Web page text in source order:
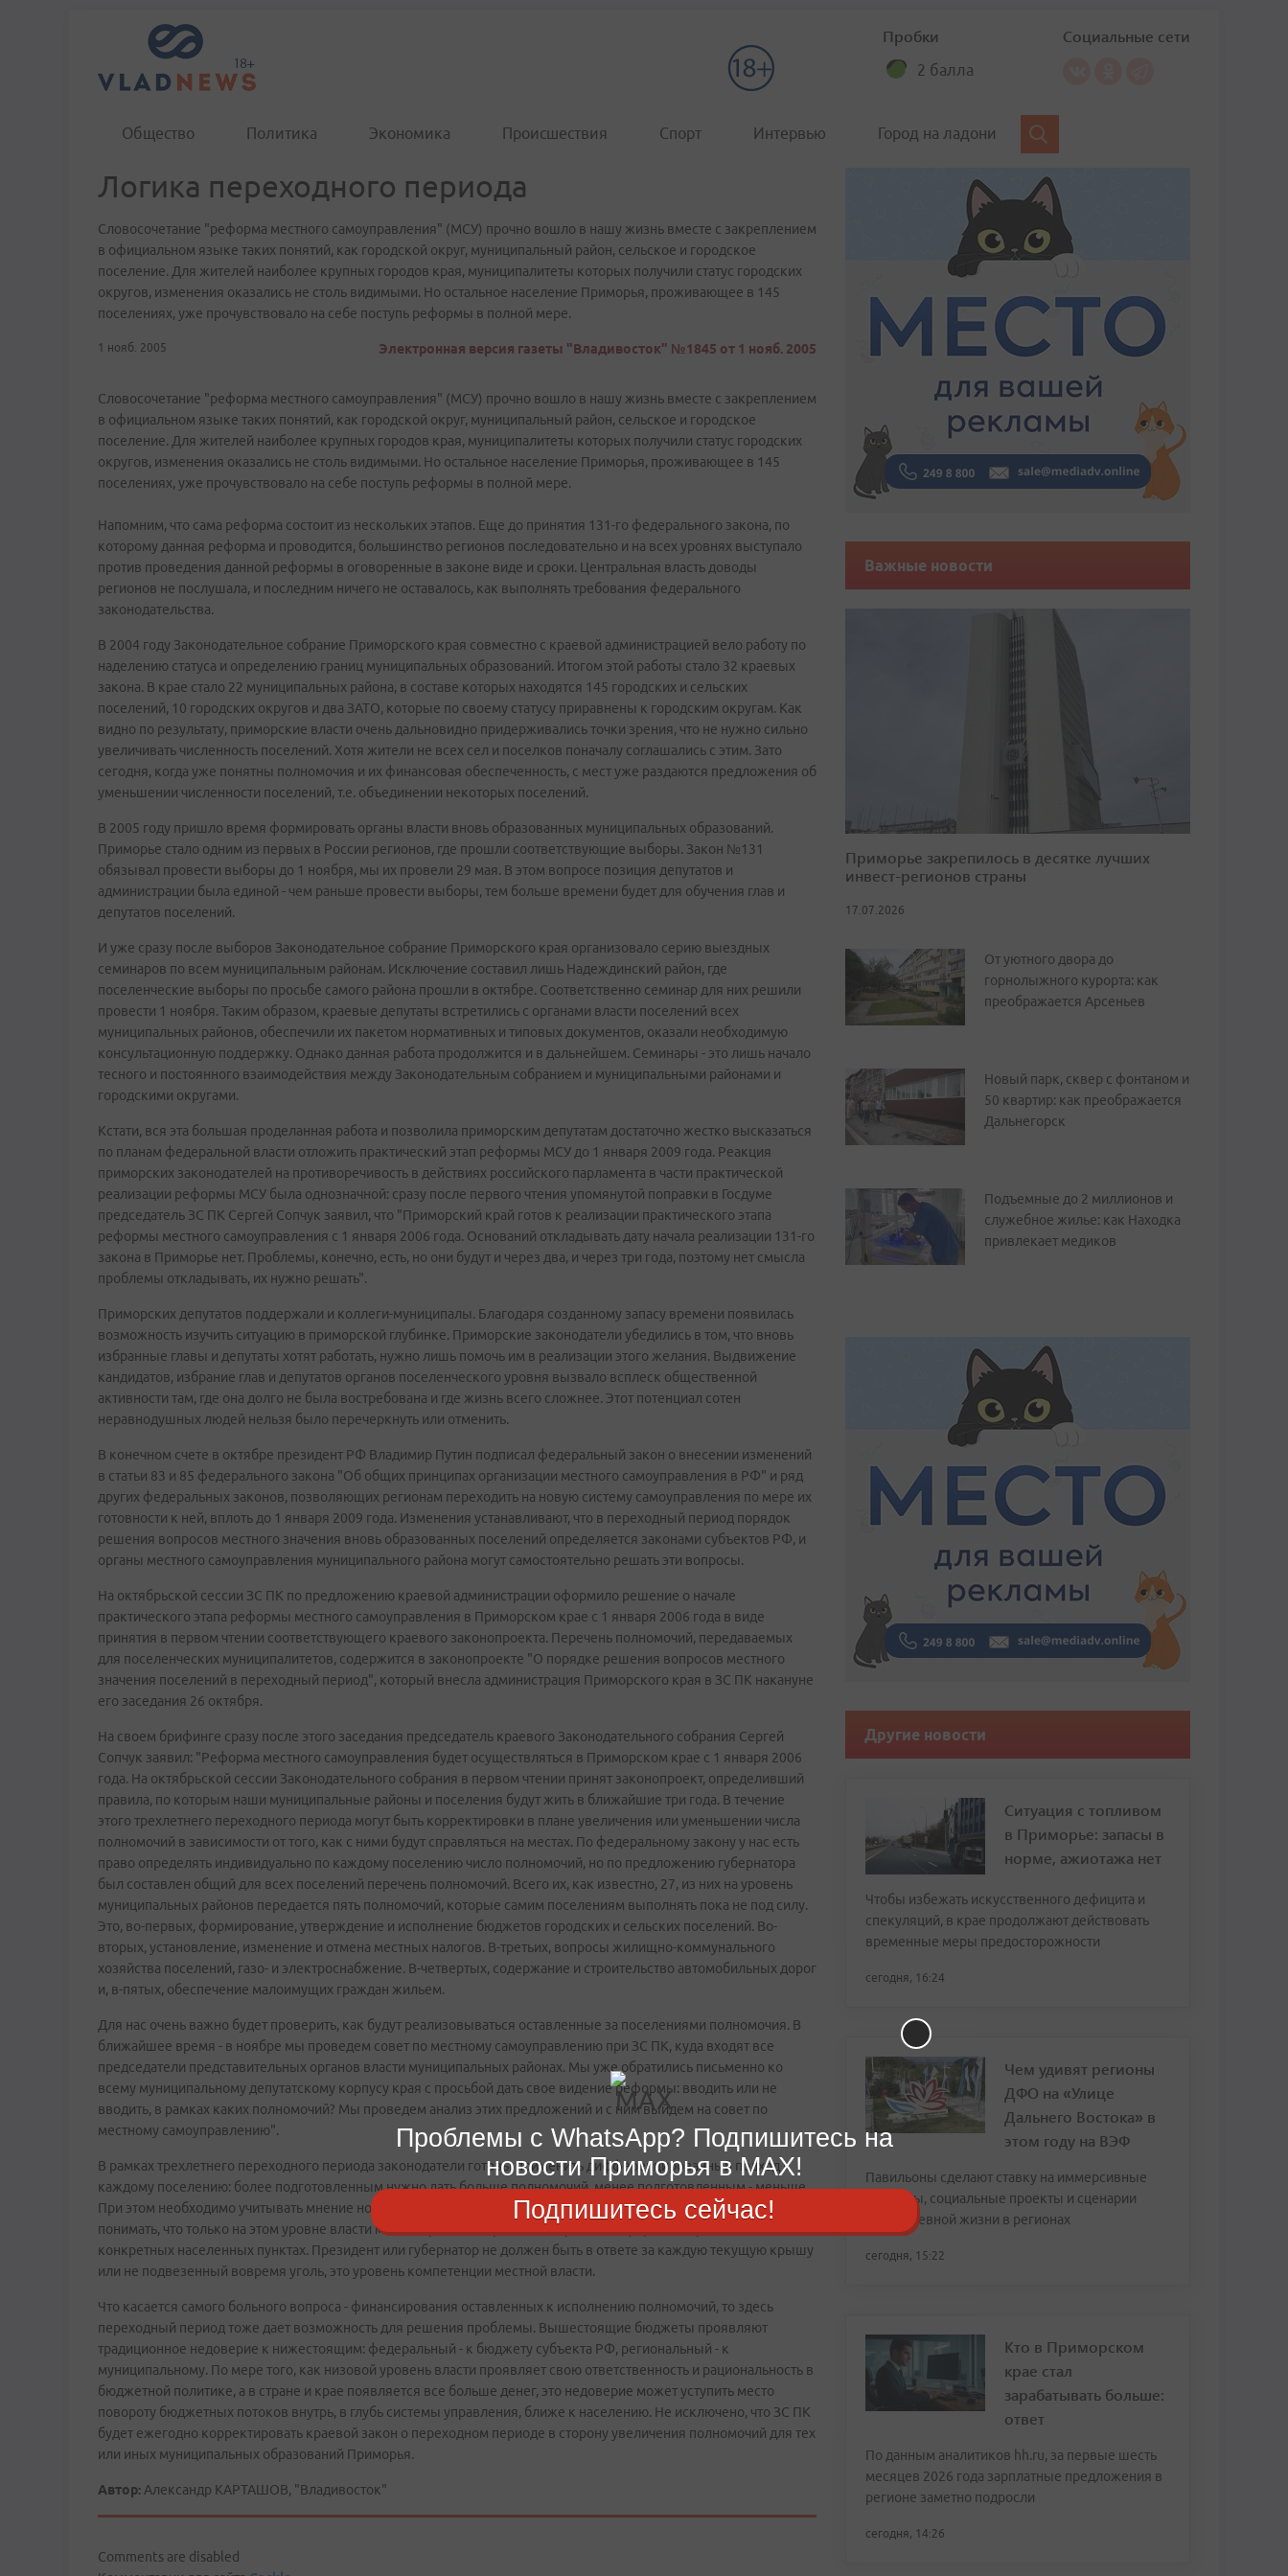
Пробки
2 балла
Социальные сети
Общество Политика Экономика Происшествия Спорт Интервью Город на ладони
Логика переходного периода
Словосочетание "реформа местного самоуправления" (МСУ) прочно вошло в нашу жизнь вместе с закреплением
в официальном языке таких понятий, как городской округ, муниципальный район, сельское и городское
поселение. Для жителей наиболее крупных городов края, муниципалитеты которых получили статус городских
округов, изменения оказались не столь видимыми. Но остальное население Приморья, проживающее в 145
поселениях, уже прочувствовало на себе поступь реформы в полной мере.
1 нояб. 2005 Электронная версия газеты "Владивосток" №1845 от 1 нояб. 2005
Словосочетание "реформа местного самоуправления" (МСУ) прочно вошло в нашу жизнь вместе с закреплением
в официальном языке таких понятий, как городской округ, муниципальный район, сельское и городское
поселение. Для жителей наиболее крупных городов края, муниципалитеты которых получили статус городских
округов, изменения оказались не столь видимыми. Но остальное население Приморья, проживающее в 145
поселениях, уже прочувствовало на себе поступь реформы в полной мере.
Напомним, что сама реформа состоит из нескольких этапов. Еще до принятия 131-го федерального закона, по
которому данная реформа и проводится, большинство регионов последовательно и на всех уровнях выступало
против проведения данной реформы в оговоренные в законе виде и сроки. Центральная власть доводы
регионов не послушала, и последним ничего не оставалось, как выполнять требования федерального
законодательства.
В 2004 году Законодательное собрание Приморского края совместно с краевой администрацией вело работу по
наделению статуса и определению границ муниципальных образований. Итогом этой работы стало 32 краевых
закона. В крае стало 22 муниципальных района, в составе которых находятся 145 городских и сельских
поселений, 10 городских округов и два ЗАТО, которые по своему статусу приравнены к городским округам. Как
видно по результату, приморские власти очень дальновидно придерживались точки зрения, что не нужно сильно
увеличивать численность поселений. Хотя жители не всех сел и поселков поначалу соглашались с этим. Зато
сегодня, когда уже понятны полномочия и их финансовая обеспеченность, с мест уже раздаются предложения об
уменьшении численности поселений, т.е. объединении некоторых поселений.
В 2005 году пришло время формировать органы власти вновь образованных муниципальных образований.
Приморье стало одним из первых в России регионов, где прошли соответствующие выборы. Закон №131
обязывал провести выборы до 1 ноября, мы их провели 29 мая. В этом вопросе позиция депутатов и
администрации была единой - чем раньше провести выборы, тем больше времени будет для обучения глав и
депутатов поселений.
И уже сразу после выборов Законодательное собрание Приморского края организовало серию выездных
семинаров по всем муниципальным районам. Исключение составил лишь Надеждинский район, где
поселенческие выборы по просьбе самого района прошли в октябре. Соответственно семинар для них решили
провести 1 ноября. Таким образом, краевые депутаты встретились с органами власти поселений всех
муниципальных районов, обеспечили их пакетом нормативных и типовых документов, оказали необходимую
консультационную поддержку. Однако данная работа продолжится и в дальнейшем. Семинары - это лишь начало
тесного и постоянного взаимодействия между Законодательным собранием и муниципальными районами и
городскими округами.
Кстати, вся эта большая проделанная работа и позволила приморским депутатам достаточно жестко высказаться
по планам федеральной власти отложить практический этап реформы МСУ до 1 января 2009 года. Реакция
приморских законодателей на противоречивость в действиях российского парламента в части практической
реализации реформы МСУ была однозначной: сразу после первого чтения упомянутой поправки в Госдуме
председатель ЗС ПК Сергей Сопчук заявил, что "Приморский край готов к реализации практического этапа
реформы местного самоуправления с 1 января 2006 года. Оснований откладывать дату начала реализации 131-го
закона в Приморье нет. Проблемы, конечно, есть, но они будут и через два, и через три года, поэтому нет смысла
проблемы откладывать, их нужно решать".
Приморских депутатов поддержали и коллеги-муниципалы. Благодаря созданному запасу времени появилась
возможность изучить ситуацию в приморской глубинке. Приморские законодатели убедились в том, что вновь
избранные главы и депутаты хотят работать, нужно лишь помочь им в реализации этого желания. Выдвижение
кандидатов, избрание глав и депутатов органов поселенческого уровня вызвало всплеск общественной
активности там, где она долго не была востребована и где жизнь всего сложнее. Этот потенциал сотен
неравнодушных людей нельзя было перечеркнуть или отменить.
В конечном счете в октябре президент РФ Владимир Путин подписал федеральный закон о внесении изменений
в статьи 83 и 85 федерального закона "Об общих принципах организации местного самоуправления в РФ" и ряд
других федеральных законов, позволяющих регионам переходить на новую систему самоуправления по мере их
готовности к ней, вплоть до 1 января 2009 года. Изменения устанавливают, что в переходный период порядок
решения вопросов местного значения вновь образованных поселений определяется законами субъектов РФ, и
органы местного самоуправления муниципального района могут самостоятельно решать эти вопросы.
На октябрьской сессии ЗС ПК по предложению краевой администрации оформило решение о начале
практического этапа реформы местного самоуправления в Приморском крае с 1 января 2006 года в виде
принятия в первом чтении соответствующего краевого законопроекта. Перечень полномочий, передаваемых
для поселенческих муниципалитетов, содержится в законопроекте "О порядке решения вопросов местного
значения поселений в переходный период", который внесла администрация Приморского края в ЗС ПК накануне
его заседания 26 октября.
На своем брифинге сразу после этого заседания председатель краевого Законодательного собрания Сергей
Сопчук заявил: "Реформа местного самоуправления будет осуществляться в Приморском крае с 1 января 2006
года. На октябрьской сессии Законодательного собрания в первом чтении принят законопроект, определивший
правила, по которым наши муниципальные районы и поселения будут жить в ближайшие три года. В течение
этого трехлетнего переходного периода могут быть корректировки в плане увеличения или уменьшении числа
полномочий в зависимости от того, как с ними будут справляться на местах. По федеральному закону у нас есть
право определять индивидуально по каждому поселению число полномочий, но по предложению губернатора
был составлен общий для всех поселений перечень полномочий. Всего их, как известно, 27, из них на уровень
муниципальных районов передается пять полномочий, которые самим поселениям выполнять пока не под силу.
Это, во-первых, формирование, утверждение и исполнение бюджетов городских и сельских поселений. Во-
вторых, установление, изменение и отмена местных налогов. В-третьих, вопросы жилищно-коммунального
хозяйства поселений, газо- и электроснабжение. В-четвертых, содержание и строительство автомобильных дорог
и, в-пятых, обеспечение малоимущих граждан жильем.
Для нас очень важно будет проверить, как будут реализовываться оставленные за поселениями полномочия. В
ближайшее время - в ноябре мы проведем совет по местному самоуправлению при ЗС ПК, куда входят все
председатели представительных органов власти муниципальных районах. Мы уже обратились письменно ко
всему муниципальному депутатскому корпусу края с просьбой дать свое видение реформы: вводить или не
вводить, в рамках каких полномочий? Мы проведем анализ этих предложений и с ним выйдем на совет по
местному самоуправлению".
В рамках трехлетнего переходного периода законодатели готовы применить дифференцированный подход к
каждому поселению: более подготовленным нужно дать больше полномочий, менее подготовленным - меньше.
При этом необходимо учитывать мнение новых органов местного самоуправления и жителей поселений и
понимать, что только на этом уровне власти можно предметно решать вопросы комфортного проживания в
конкретных населенных пунктах. Президент или губернатор не должен быть в ответе за каждую текущую крышу
или не подвезенный вовремя уголь, это уровень компетенции местной власти.
Что касается самого больного вопроса - финансирования оставленных к исполнению полномочий, то здесь
переходный период тоже дает возможность для решения проблемы. Вышестоящие бюджеты проявляют
традиционное недоверие к нижестоящим: федеральный - к бюджету субъекта РФ, региональный - к
муниципальному. По мере того, как низовой уровень власти проявляет свою ответственность и рациональность в
бюджетной политике, а в стране и крае появляется все больше денег, это недоверие может уступить место
повороту бюджетных потоков внутрь, в глубь системы управления, ближе к населению. Не исключено, что ЗС ПК
будет ежегодно корректировать краевой закон о переходном периоде в сторону увеличения полномочий для тех
или иных муниципальных образований Приморья.
Автор: Александр КАРТАШОВ, "Владивосток"
Comments are disabled
Важные новости
Приморье закрепилось в десятке лучших
инвест-регионов страны
17.07.2026
От уютного двора до
горнолыжного курорта: как
преображается Арсеньев
Новый парк, сквер с фонтаном и
50 квартир: как преображается
Дальнегорск
Подъемные до 2 миллионов и
служебное жилье: как Находка
привлекает медиков
Другие новости
Ситуация с топливом
в Приморье: запасы в
норме, ажиотажа нет
Чтобы избежать искусственного дефицита и
спекуляций, в крае продолжают действовать
временные меры предосторожности
сегодня, 16:24
Чем удивят регионы
ДФО на «Улице
Дальнего Востока» в
этом году на ВЭФ
Павильоны сделают ставку на иммерсивные
форматы, социальные проекты и сценарии
повседневной жизни в регионах
сегодня, 15:22
Кто в Приморском
крае стал
зарабатывать больше:
ответ
По данным аналитиков hh.ru, за первые шесть
месяцев 2026 года зарплатные предложения в
регионе заметно подросли
сегодня, 14:26
Проблемы с WhatsApp? Подпишитесь на
новости Приморья в MAX!
Подпишитесь сейчас!